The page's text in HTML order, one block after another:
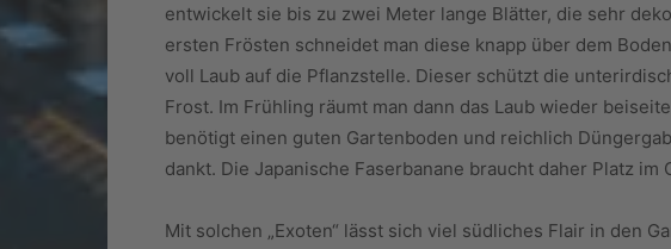
entwickelt sie bis zu zwei Meter lange Blätter, die sehr
ersten Frösten schneidet man diese knapp über dem
voll Laub auf die Pflanzstelle. Dieser schützt die
Frost. Im Frühling räumt man dann das Laub wieder
benötigt einen guten Gartenboden und reichlich
dankt. Die Japanische Faserbanane braucht daher Platz im
Mit solchen „Exoten“ lässt sich viel südliches Flair in den